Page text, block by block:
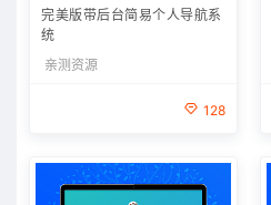
完美版带后台简易个人导航系
统
亲测资源
128